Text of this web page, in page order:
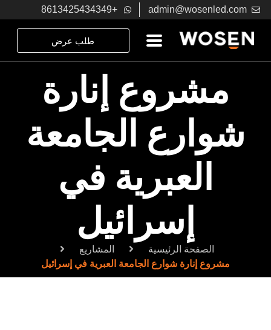
admin@wosenled.com
+8613425434349
طلب عرض
مشروع إنارة
شوارع الجامعة
العبرية في
إسرائيل
الصفحة الرئيسية
المشاريع
مشروع إنارة شوارع الجامعة العبرية في إسرائيل